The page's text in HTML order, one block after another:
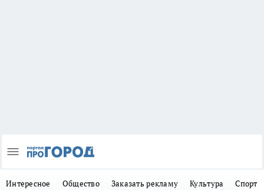
Интересное Общество Заказать рекламу Культура Спорт